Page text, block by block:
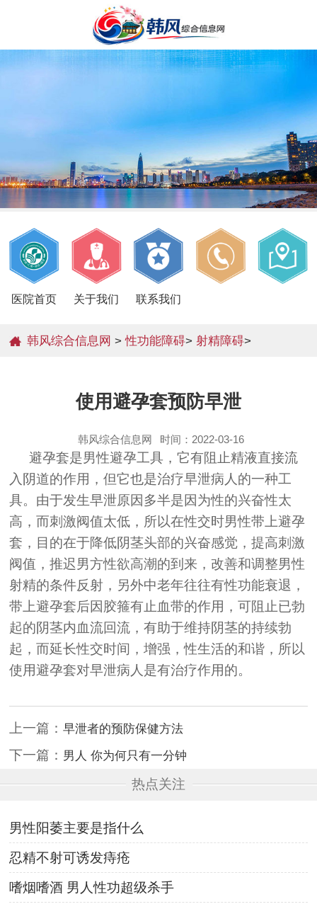
医院首页 关于我们 联系我们
韩风综合信息网 >性功能障碍>射精障碍>
使用避孕套预防早泄
韩风综合信息网 时间：2022-03-16
避孕套是男性避孕工具，它有阻止精液直接流
入阴道的作用，但它也是治疗早泄病人的一种工
具。由于发生早泄原因多半是因为性的兴奋性太
高，而刺激阀值太低，所以在性交时男性带上避孕
套，目的在于降低阴茎头部的兴奋感觉，提高刺激
阀值，推迟男方性欲高潮的到来，改善和调整男性
射精的条件反射，另外中老年往往有性功能衰退，
带上避孕套后因胶箍有止血带的作用，可阻止已勃
起的阴茎内血流回流，有助于维持阴茎的持续勃
起，而延长性交时间，增强，性生活的和谐，所以
使用避孕套对早泄病人是有治疗作用的。
上一篇：早泄者的预防保健方法
下一篇： 男人 你为何只有一分钟
热点关注
男性阳萎主要是指什么
忍精不射可诱发痔疮
嗜烟嗜酒 男人性功超级杀手